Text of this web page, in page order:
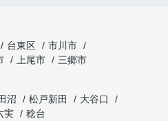
台東区
市川市
上尾市
三郷市
沼 松戸新田
大谷口
実
稔台